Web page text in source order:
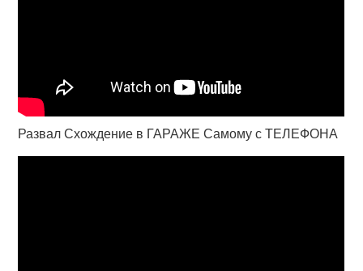
Развал Схождение в ГАРАЖЕ Самому с ТЕЛЕФОНА